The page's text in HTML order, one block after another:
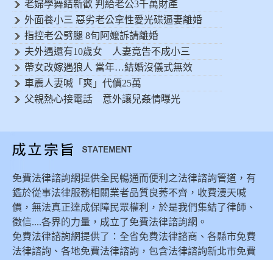
老婦學舞結新歡 判給老公3千萬財產
外面養小三 惡劣老公拿性愛光碟逼妻離婚
指控老公劈腿 8旬阿嬤訴請離婚
夫外遇還有10歲女 人妻竟告不成小三
帶女改嫁遇狼人 當年…結婚沒儀式無效
車震人妻喊「爽」代價25萬
父親熱心接電話 意外讓兒姦情曝光
免費法律諮詢網提供全民暢通而便利之法律諮詢管道，有
鑑於從事法律服務相關業者品質良莠不齊，收費漫天喊
價，無法真正達成保障民眾權利，於是我們集結了律師、
徵信....各界的力量，成立了免費法律諮詢網。
免費法律諮詢網提供了：全省免費法律諮商、各縣市免費
法律諮詢、各地免費法律諮詢，包含法律諮詢新北市免費